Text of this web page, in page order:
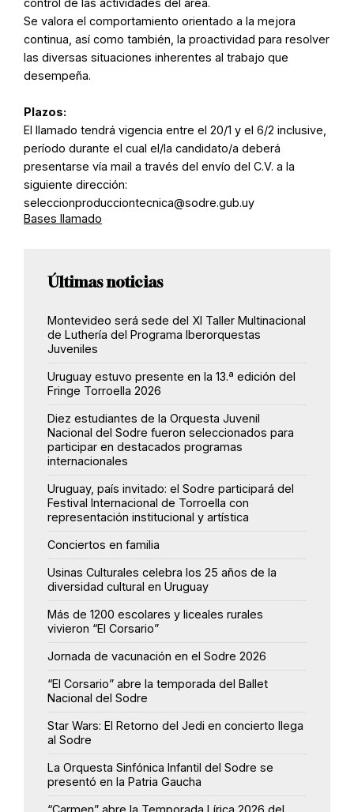
Se valora el comportamiento orientado a la mejora
continua, así como también, la proactividad para resolver
las diversas situaciones inherentes al trabajo que
desempeña.
Plazos:
El llamado tendrá vigencia entre el 20/1 y el 6/2 inclusive,
período durante el cual el/la candidato/a deberá
presentarse vía mail a través del envío del C.V. a la
siguiente dirección:
seleccionproducciontecnica@sodre.gub.uy
Bases llamado
Últimas noticias
Montevideo será sede del XI Taller Multinacional
de Luthería del Programa Iberorquestas
Juveniles
Uruguay estuvo presente en la 13.ª edición del
Fringe Torroella 2026
Diez estudiantes de la Orquesta Juvenil
Nacional del Sodre fueron seleccionados para
participar en destacados programas
internacionales
Uruguay, país invitado: el Sodre participará del
Festival Internacional de Torroella con
representación institucional y artística
Conciertos en familia
Usinas Culturales celebra los 25 años de la
diversidad cultural en Uruguay
Más de 1200 escolares y liceales rurales
vivieron “El Corsario”
Jornada de vacunación en el Sodre 2026
“El Corsario” abre la temporada del Ballet
Nacional del Sodre
Star Wars: El Retorno del Jedi en concierto llega
al Sodre
La Orquesta Sinfónica Infantil del Sodre se
presentó en la Patria Gaucha
“Carmen” abre la Temporada Lírica 2026 del